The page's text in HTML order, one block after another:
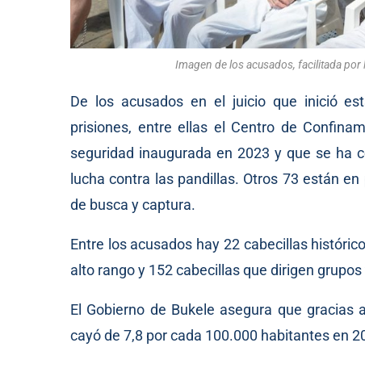
Imagen de los acusados, facilitada por
De los acusados en el juicio que inició
prisiones, entre ellas el Centro de
seguridad inaugurada en 2023 y que se ha
lucha contra las pandillas. Otros 73 están
de busca y captura.
Entre los acusados hay 22 cabecillas
alto rango y 152 cabecillas que dirigen
El Gobierno de Bukele asegura que
cayó de 7,8 por cada 100.000 habitantes en